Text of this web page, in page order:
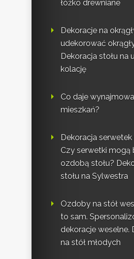
łóżko drewniane
Dekoracje na
udekorować
Dekoracja stołu na
kolację
Co daje
mieszkań?
Dekoracja serwetek
Czy serwetki mogą
ozdobą stołu?
stołu na Sylwestra
Ozdoby na stół
to sam.
dekoracje weselne.
na stół młodych